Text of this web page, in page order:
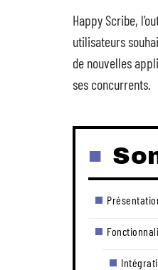
Happy Scribe,
utilisateurs
de nouvelles
ses concurrents.